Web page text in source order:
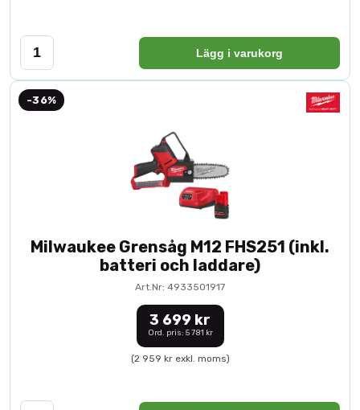
Lägg i varukorg
-36%
Milwaukee Grensåg M12 FHS251 (inkl.
batteri och laddare)
Art.Nr: 4933501917
3 699 kr
Ord. pris: 5 781 kr
(2 959 kr exkl. moms)